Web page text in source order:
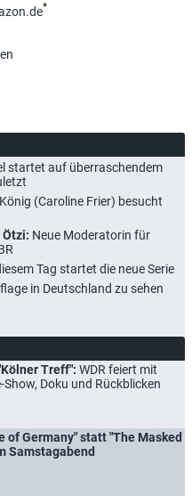
*
startet auf überraschendem
(Caroline Frier) besucht
Neue Moderatorin für
Tag startet die neue Serie
in Deutschland zu sehen
Treff": WDR feiert mit
Show, Doku und Rückblicken
of Germany" statt "The Masked
Samstagabend